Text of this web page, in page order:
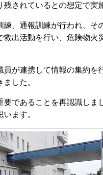
されているとの想定で実
、通報訓練が行われ、そ
出活動を行い、危険物火
が連携して情報の集約を
した。
であることを再認識しま
ます。